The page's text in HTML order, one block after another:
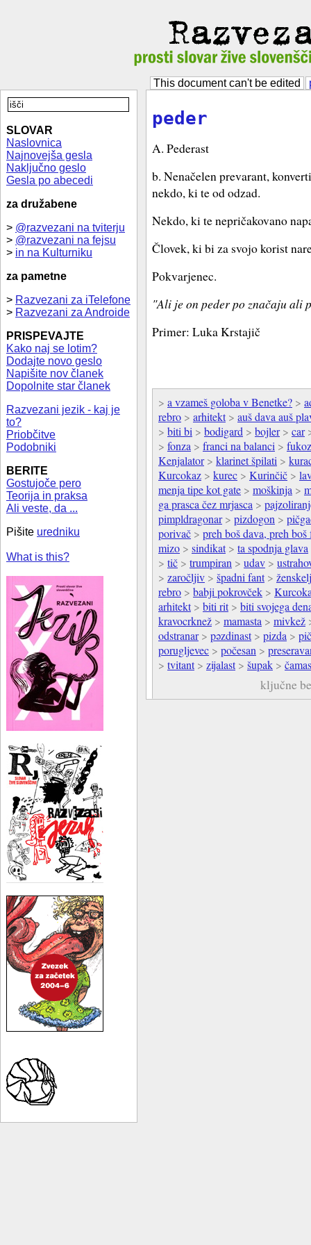
This document can't be edited
SLOVAR
Naslovnica
Najnovejša gesla
Naključno geslo
Gesla po abecedi
za družabene
> @razvezani na tviterju
> @razvezani na fejsu
> in na Kulturniku
za pametne
> Razvezani za iTelefone
> Razvezani za Androide
PRISPEVAJTE
Kako naj se lotim?
Dodajte novo geslo
Napišite nov članek
Dopolnite star članek
Razvezani jezik - kaj je
to?
Priobčitve
Podobniki
BERITE
Gostujoče pero
Teorija in praksa
Ali veste, da ...
Pišite uredniku
What is this?
peder
A. Pederast
b. Nenačelen prevarant,
nekdo, ki te od odzad.
Nekdo, ki te nepričakovano
Človek, ki bi za svojo korist
Pokvarjenec.
"Ali je on peder po značaju ali
Primer: Luka Krstajič
> a vzameš goloba v Benetke? >
rebro > arhitekt> auš dava auš
> biti bi > bodigard > bojler> car
> fonza > franci na balanci >
Kenjalator> klarinet špilati >
Kurcokaz > kurec > Kurinčič >
menja tipe kot gate > moškinja >
ga prasca čez mrjasca >
pimpldragonar> pizdogon >
porivač > preh boš dava, preh boš
mizo > sindikat> ta spodnja glava
> tič > trumpiran > udav >
> zaročljiv > špadni fant> ženskelj
rebro > babji pokrovček >
arhitekt> biti rit> biti svojega
kravocrknež > mamasta > mivkež
odstranar> pəzdinast> pizda >
porugljevec > počesan >
> tvitant> zijalast> šupak >
ključne